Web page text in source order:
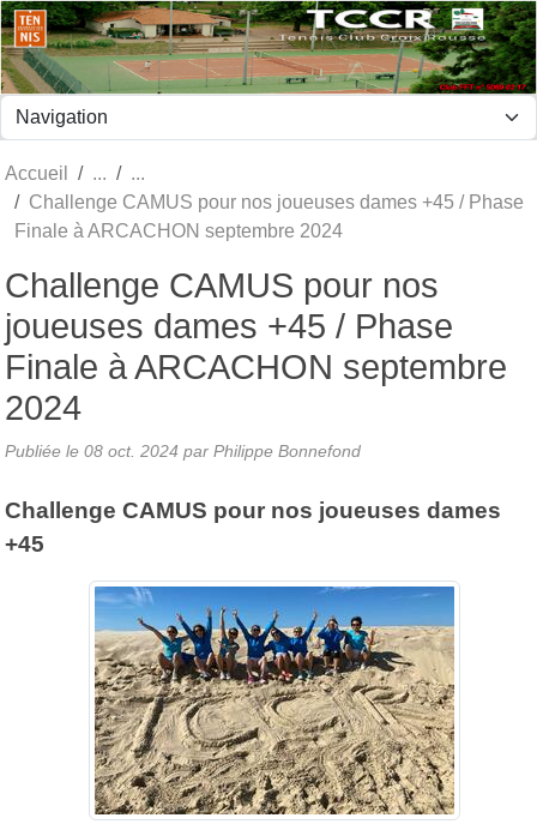
Accueil
Challenge CAMUS pour nos joueuses dames +45 / Phase
Finale à ARCACHON septembre 2024
Challenge CAMUS pour nos
joueuses dames +45 / Phase
Finale à ARCACHON septembre
2024
Publiée le 08 oct. 2024 par Philippe Bonnefond
Challenge CAMUS pour nos joueuses dames
+45
Panneau de gestion des cookies